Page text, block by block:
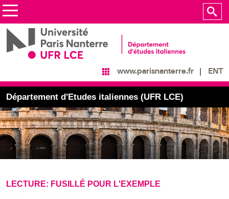
www.parisnanterre.fr ENT
Département d'Etudes italiennes (UFR LCE)
LECTURE: FUSILLÉ POUR L'EXEMPLE